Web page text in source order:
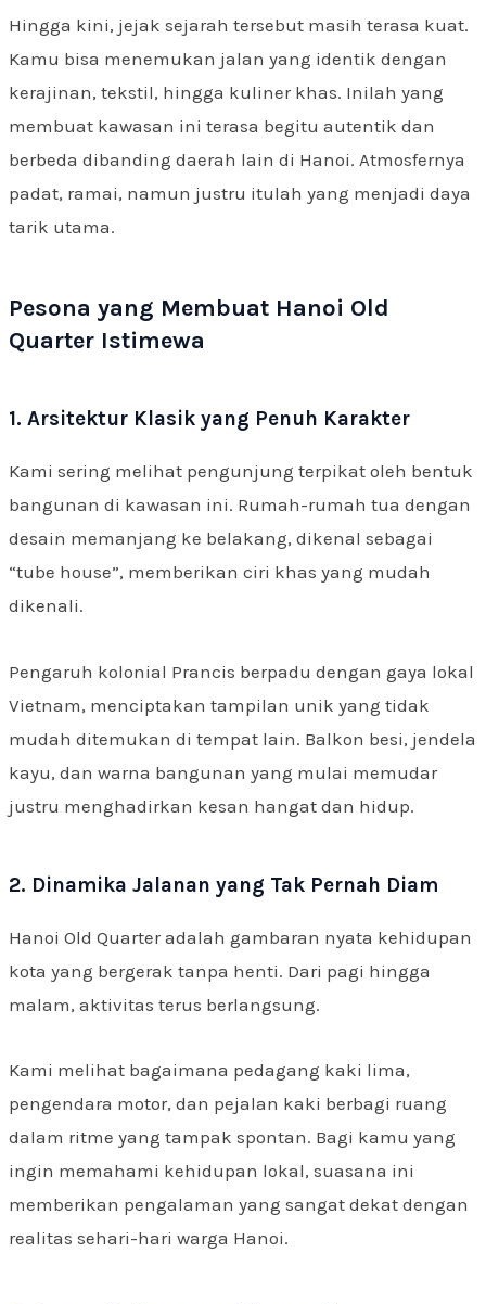
Hingga kini, jejak sejarah tersebut masih terasa kuat.
Kamu bisa menemukan jalan yang identik dengan
kerajinan, tekstil, hingga kuliner khas. Inilah yang
membuat kawasan ini terasa begitu autentik dan
berbeda dibanding daerah lain di Hanoi. Atmosfernya
padat, ramai, namun justru itulah yang menjadi daya
tarik utama.
Pesona yang Membuat Hanoi Old
Quarter Istimewa
1. Arsitektur Klasik yang Penuh Karakter
Kami sering melihat pengunjung terpikat oleh bentuk
bangunan di kawasan ini. Rumah-rumah tua dengan
desain memanjang ke belakang, dikenal sebagai
“tube house”, memberikan ciri khas yang mudah
dikenali.
Pengaruh kolonial Prancis berpadu dengan gaya lokal
Vietnam, menciptakan tampilan unik yang tidak
mudah ditemukan di tempat lain. Balkon besi, jendela
kayu, dan warna bangunan yang mulai memudar
justru menghadirkan kesan hangat dan hidup.
2. Dinamika Jalanan yang Tak Pernah Diam
Hanoi Old Quarter adalah gambaran nyata kehidupan
kota yang bergerak tanpa henti. Dari pagi hingga
malam, aktivitas terus berlangsung.
Kami melihat bagaimana pedagang kaki lima,
pengendara motor, dan pejalan kaki berbagi ruang
dalam ritme yang tampak spontan. Bagi kamu yang
ingin memahami kehidupan lokal, suasana ini
memberikan pengalaman yang sangat dekat dengan
realitas sehari-hari warga Hanoi.